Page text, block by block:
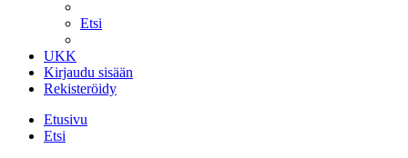
Etsi
UKK
Kirjaudu sisään
Rekisteröidy
Etusivu
Etsi